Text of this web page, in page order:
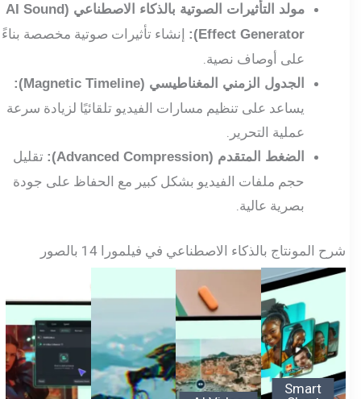
مولد التأثيرات الصوتية بالذكاء الاصطناعي (AI Sound
Effect Generator):
إنشاء تأثيرات صوتية مخصصة بناءً
على أوصاف نصية.
الجدول الزمني المغناطيسي (Magnetic Timeline):
يساعد على تنظيم مسارات الفيديو تلقائيًا لزيادة سرعة
عملية التحرير.
الضغط المتقدم (Advanced Compression):
تقليل
حجم ملفات الفيديو بشكل كبير مع الحفاظ على جودة
بصرية عالية.
شرح المونتاج بالذكاء الاصطناعي في فيلمورا 14 بالصور
Smart